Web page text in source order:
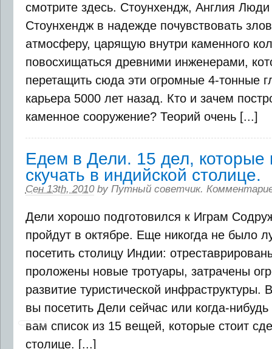
смотрите здесь. Стоунхендж, Англия Люди
Стоунхендж в надежде почувствовать
атмосферу, царящую внутри каменного
повосхищаться древними инженерами,
перетащить сюда эти огромные 4-тонные
карьера 5000 лет назад. Кто и зачем
каменное сооружение? Теорий очень [...]
Едем в Дели. 15 дел, которые
скучать в индийской столице.
Сен 13th, 2010 by Путный советчик.
Дели хорошо подготовился к Играм
пройдут в октябре. Еще никогда не было
посетить столицу Индии:
проложены новые тротуары, затрачены
развитие туристической инфраструктуры.
вы посетить Дели сейчас или когда-
вам список из 15 вещей, которые стоит
столице. [...]